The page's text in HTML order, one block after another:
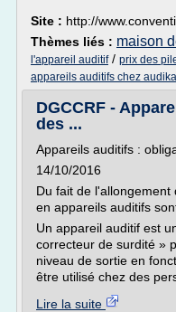
Site : http://
Thèmes liés : maison
l'appareil auditif/ prix des
appareils auditifs chez audika
DGCCRF -
des ...
Appareils auditifs :
14/10/2016
Du fait de
en appareils auditifs
Un appareil auditif est
correcteur de surdité »
niveau de sortie en
être utilisé chez des
Lire la suite